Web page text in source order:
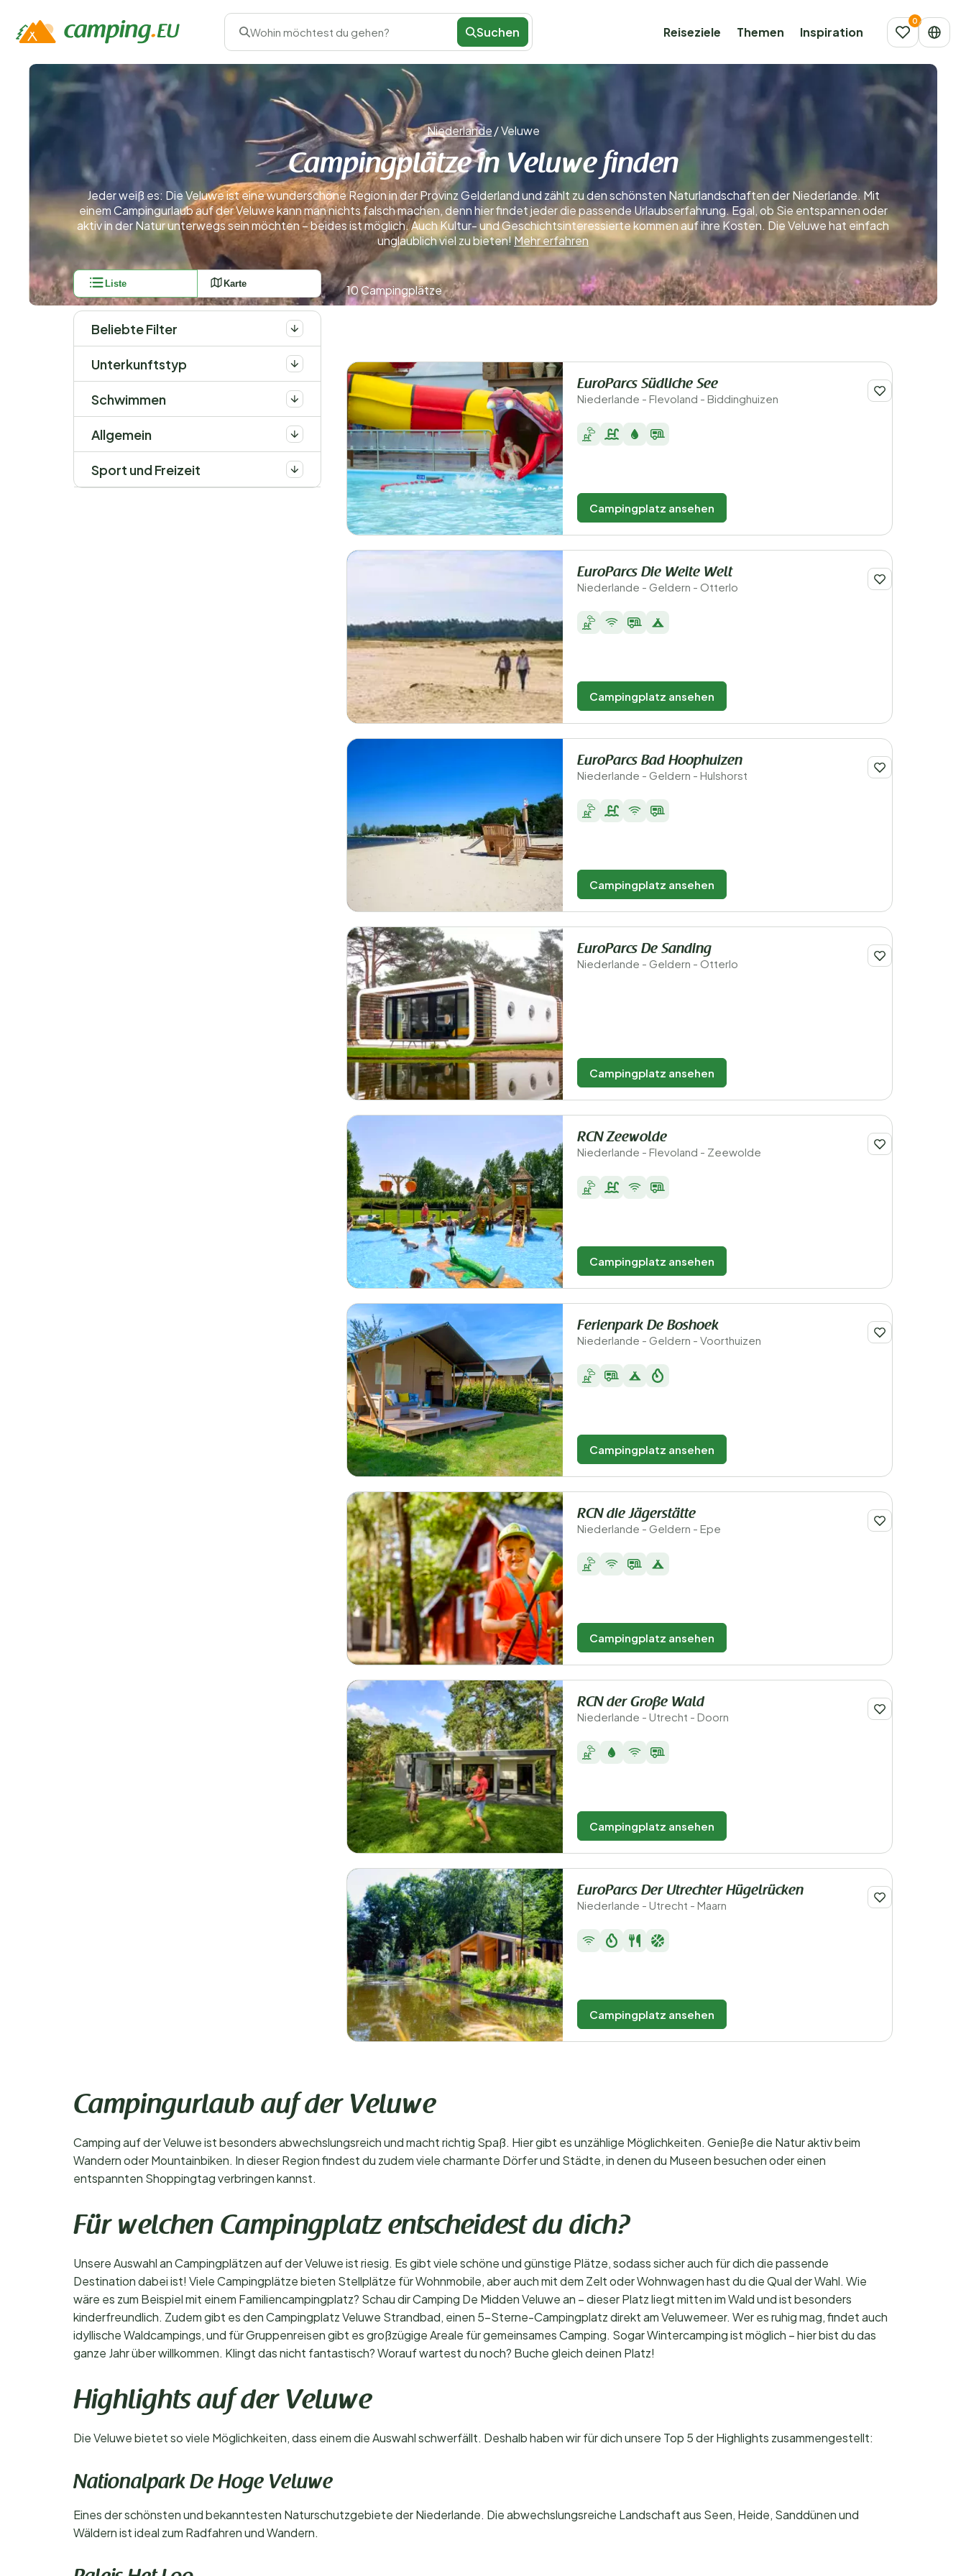
Wohin möchtest du gehen? Suchen Reiseziele Themen Inspiration
Niederlande/Veluwe
Campingplätze in Veluwe finden
Jeder weiß es: Die Veluwe ist eine wunderschöne Region in der Provinz Gelderland und zählt zu den schönsten Naturlandschaften der Niederlande. Mit
einem Campingurlaub auf der Veluwe kann man nichts falsch machen, denn hier findet jeder die passende Urlaubserfahrung. Egal, ob Sie entspannen oder
aktiv in der Natur unterwegs sein möchten – beides ist möglich. Auch Kultur- und Geschichtsinteressierte kommen auf ihre Kosten. Die Veluwe hat einfach
unglaublich viel zu bieten!Mehr erfahren
Liste Karte
Beliebte Filter
Unterkunftstyp
Schwimmen
Allgemein
Sport und Freizeit
10 Campingplätze
EuroParcs Südliche See
Niederlande - Flevoland - Biddinghuizen
Campingplatz ansehen
EuroParcs Die Weite Welt
Niederlande - Geldern - Otterlo
Campingplatz ansehen
EuroParcs Bad Hoophuizen
Niederlande - Geldern - Hulshorst
Campingplatz ansehen
EuroParcs De Sanding
Niederlande - Geldern - Otterlo
Campingplatz ansehen
RCN Zeewolde
Niederlande - Flevoland - Zeewolde
Campingplatz ansehen
Ferienpark De Boshoek
Niederlande - Geldern - Voorthuizen
Campingplatz ansehen
RCN die Jägerstätte
Niederlande - Geldern - Epe
Campingplatz ansehen
RCN der Große Wald
Niederlande - Utrecht - Doorn
Campingplatz ansehen
EuroParcs Der Utrechter Hügelrücken
Niederlande - Utrecht - Maarn
Campingplatz ansehen
Campingurlaub auf der Veluwe
Camping auf der Veluwe ist besonders abwechslungsreich und macht richtig Spaß. Hier gibt es unzählige Möglichkeiten. Genieße die Natur aktiv beim
Wandern oder Mountainbiken. In dieser Region findest du zudem viele charmante Dörfer und Städte, in denen du Museen besuchen oder einen
entspannten Shoppingtag verbringen kannst.
Für welchen Campingplatz entscheidest du dich?
Unsere Auswahl an Campingplätzen auf der Veluwe ist riesig. Es gibt viele schöne und günstige Plätze, sodass sicher auch für dich die passende
Destination dabei ist! Viele Campingplätze bieten Stellplätze für Wohnmobile, aber auch mit dem Zelt oder Wohnwagen hast du die Qual der Wahl. Wie
wäre es zum Beispiel mit einem Familiencampingplatz? Schau dir Camping De Midden Veluwe an – dieser Platz liegt mitten im Wald und ist besonders
kinderfreundlich. Zudem gibt es den Campingplatz Veluwe Strandbad, einen 5-Sterne-Campingplatz direkt am Veluwemeer. Wer es ruhig mag, findet auch
idyllische Waldcampings, und für Gruppenreisen gibt es großzügige Areale für gemeinsames Camping. Sogar Wintercamping ist möglich – hier bist du das
ganze Jahr über willkommen. Klingt das nicht fantastisch? Worauf wartest du noch? Buche gleich deinen Platz!
Highlights auf der Veluwe
Die Veluwe bietet so viele Möglichkeiten, dass einem die Auswahl schwerfällt. Deshalb haben wir für dich unsere Top 5 der Highlights zusammengestellt:
Nationalpark De Hoge Veluwe
Eines der schönsten und bekanntesten Naturschutzgebiete der Niederlande. Die abwechslungsreiche Landschaft aus Seen, Heide, Sanddünen und
Wäldern ist ideal zum Radfahren und Wandern.